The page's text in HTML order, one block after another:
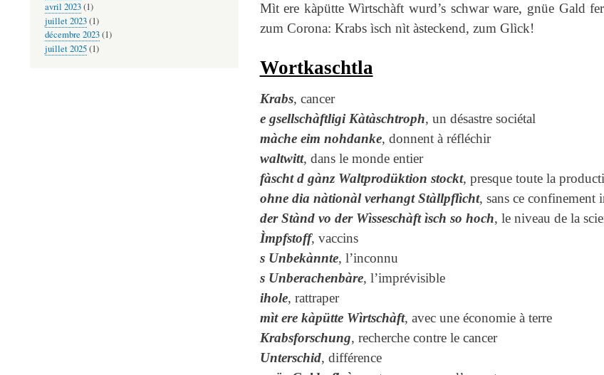
Mìt ere kàpütte Wìrtschàft wurd’s schwar ware, gnüe Gald
zum Corona: Krabs ìsch nìt àsteckend, zum Glìck!
Wortkaschtla
Krabs, cancer
e gsellschàftligi Kàtàschtroph, un désastre sociétal
màche eim nohdanke, donnent à réfléchir
waltwitt, dans le monde entier
fàscht d gànz Waltprodüktion stockt, presque toute la
ohne dia nàtionàl verhangt Stàllpflìcht, sans ce confinement
der Stànd vo der Wìsseschàft ìsch so hoch, le niveau de la
Ìmpfstoff, vaccins
s Unbekànnte, l’inconnu
s Unberachenbàre, l’imprévisible
ihole, rattraper
mìt ere kàpütte Wìrtschàft, avec une économie à terre
Krabsforschung, recherche contre le cancer
Unterschid, différence
avril 2023(1)
juillet 2023(1)
décembre 2023(1)
juillet 2025(1)